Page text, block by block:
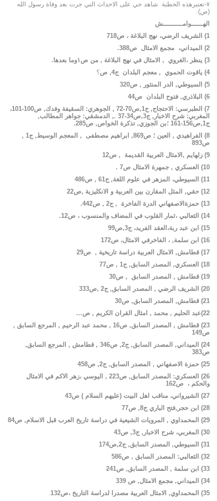
٧-تعتبرهذه الخطبة شاهد حي على الاحداث التي جرت بعد وفاة رسول الله
(ص).
الهــــــوامــــــــــش
1
) الشريف الرضي، نهج البلاغة ، ص718
2
) الميداني، مجمع الامثال ص388.
3
) ينظر ، الغروي , الامثال في نهج البلاغة , من ص١وما بعدها.
4
) ياقوت الحموي , معجم البلدان ج4, ص؟
5
) السيوطي, الدر المنثور , ص320
6
) البلاذري, فتوح البلدان ص44
7
) الطبرسي: الاحتجاج, ج1, ص70-72 , الجوهري: السقيفة وفدك, ص100-101،
المغربي: شرح الاخبار , ج3, ص34-37 ., الدمشقي: جواهر المطالب,
ج1, ص156-161 ؛ بن الجوزي, تذكرة الخواص, ص285.
8
) الفراهيدي , العين ؛ ص869, ابراهيم مصطفى , المعجم الوسيط, ج1 ,
ص893
9
) زلهايم , الامثال العربية القديمة , ص12
10
) العسكري , جمهرة الامثال ص7 .
11
) السيوطي، المزهر في علوم اللغة, ج61 , ص486
12
) حقي, المثل المقارن بين العربية و الانكليزية ,ص22
13
) حمزة الاصفهاني الدرة الفاخرة , ج2 , ص442.
14
) الثعالبي ،ثمار القلوب في المضاف والمنسوب ، ص12
.
15
) ابن عبد ربة، العقد الفريد، ج3, ص99
16
) ابن سلمة, ، الفاخرفي الامثال، ص172
17
) قطامش, الامثال العربية دراسة تاريخية , ص29
18
) العسكري, المصدر السابق, ج1 , ص77
19
) قطامش , المصدر السابق , ص30
20
) الشريف الرضي , المصدر السابق, ج2 , ص333
21
) قطامش, المصدر السابق, ص30
22)عبد الحليم , محمد , امثال القران الكريم , ص…
23
) قطامش , المصدر السابق, ص16 , محمد عبد الرحيم , المرجع السابق ,
ص149
24
) الميداني, المصدر السابق, ج2, ص346 , قطامش , المرجع السابق,
ص383
25
) حمزة الاصفهاني , المصدر السابق, ج2, ص458
26
) العسكري: المصدر السابق, ص223 , اليوسي ،زهر الاكم في الامثال
والحكم ، ص162
27
) الشيرواني، مناقب اهل البيت (عليهم السلام ) ص43
28
) ابن حجر ,فتح الباري ج8, ص77
29
) المحمداوي , المرويات الشيعية في دراسة تاريخ العرب قبل الاسلام, ص84
30
) المغربي، شرح الاخبار , ج3, ص43
31
) السيوطي, المصدر السابق, ج2, ص174
32
) الثعالبي: المصدر السابق , ص586
33
) ابن سلمة , المصدر السابق, ص241
34
) الميداني, مجمع الامثال, ص
35
) المحمداوي, الامثال العربية مصدرا لدراسة التاريخ ،ص132
.